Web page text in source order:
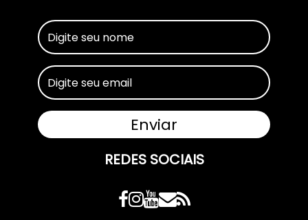
REDES SOCIAIS